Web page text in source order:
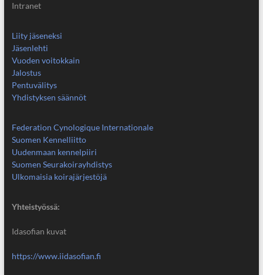
Intranet
Liity jäseneksi
Jäsenlehti
Vuoden voitokkain
Jalostus
Pentuvälitys
Yhdistyksen säännöt
Federation Cynologique Internationale
Suomen Kennelliitto
Uudenmaan kennelpiiri
Suomen Seurakoirayhdistys
Ulkomaisia koirajärjestöjä
Yhteistyössä:
Idasofian kuvat
https://www.iidasofian.fi